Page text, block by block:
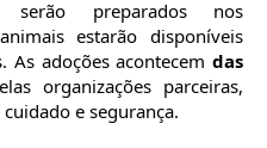
serão preparados nos
estarão disponíveis
As adoções acontecem das
organizações parceiras,
e segurança.